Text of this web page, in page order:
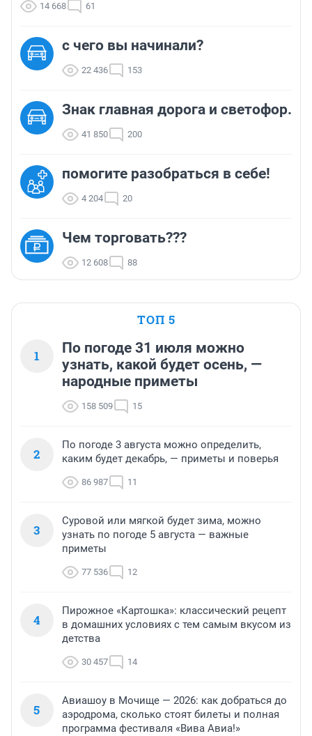
14 668 61
с чего вы начинали?
22 436 153
Знак главная дорога и светофор.
41 850 200
помогите разобраться в себе!
4 204 20
Чем торговать???
12 608 88
ТОП 5
1
По погоде 31 июля можно
узнать, какой будет осень, —
народные приметы
158 509 15
2
По погоде 3 августа можно определить,
каким будет декабрь, — приметы и поверья
86 987 11
3
Суровой или мягкой будет зима, можно
узнать по погоде 5 августа — важные
приметы
77 536 12
4
Пирожное «Картошка»: классический рецепт
в домашних условиях с тем самым вкусом из
детства
30 457 14
5
Авиашоу в Мочище — 2026: как добраться до
аэродрома, сколько стоят билеты и полная
программа фестиваля «Вива Авиа!»